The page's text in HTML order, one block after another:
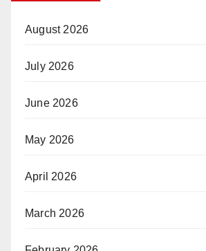
August 2026
July 2026
June 2026
May 2026
April 2026
March 2026